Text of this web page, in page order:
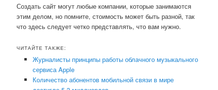
Создать сайт могут любые компании, которые занимаются
этим делом, но помните, стоимость может быть разной, так
что здесь следует четко представлять, что вам нужно.
ЧИТАЙТЕ ТАКЖЕ:
Журналисты принципы работы облачного музыкального
сервиса Apple
Количество абонентов мобильной связи в мире